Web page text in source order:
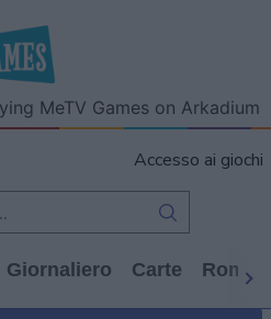
MeTV Games on Arkadium
Accesso ai giochi
Giornaliero Carte